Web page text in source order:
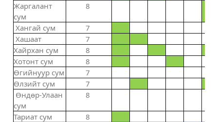
Жаргалант
сум
8
Хангай сум
7
Хашаат
7
Хайрхан сум
8
Хотонт сум
8
Өгийнуур сум
7
Өлзийт сум
7
Өндөр-Улаан
сум
8
Тариат сум
8